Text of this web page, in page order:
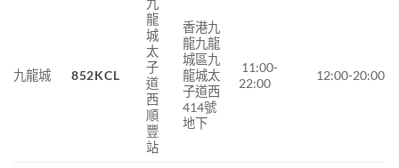
九龍城 852KCL
九
龍
城
太
子
道
西
順
豐
站
香港九
龍九龍
城區九
龍城太
子道西
414號
地下
11:00-
22:00
12:00-20:00